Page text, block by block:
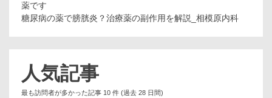
薬です
糖尿病の薬で膀胱炎？治療薬の副作用を解説_相模原内科
人気記事
最も訪問者が多かった記事 10 件 (過去 28 日間)